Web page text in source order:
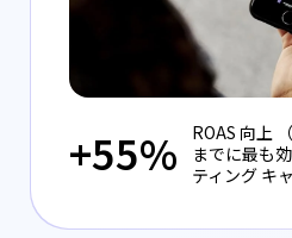
+55%
ROAS 向上
までに最も
ティング キ